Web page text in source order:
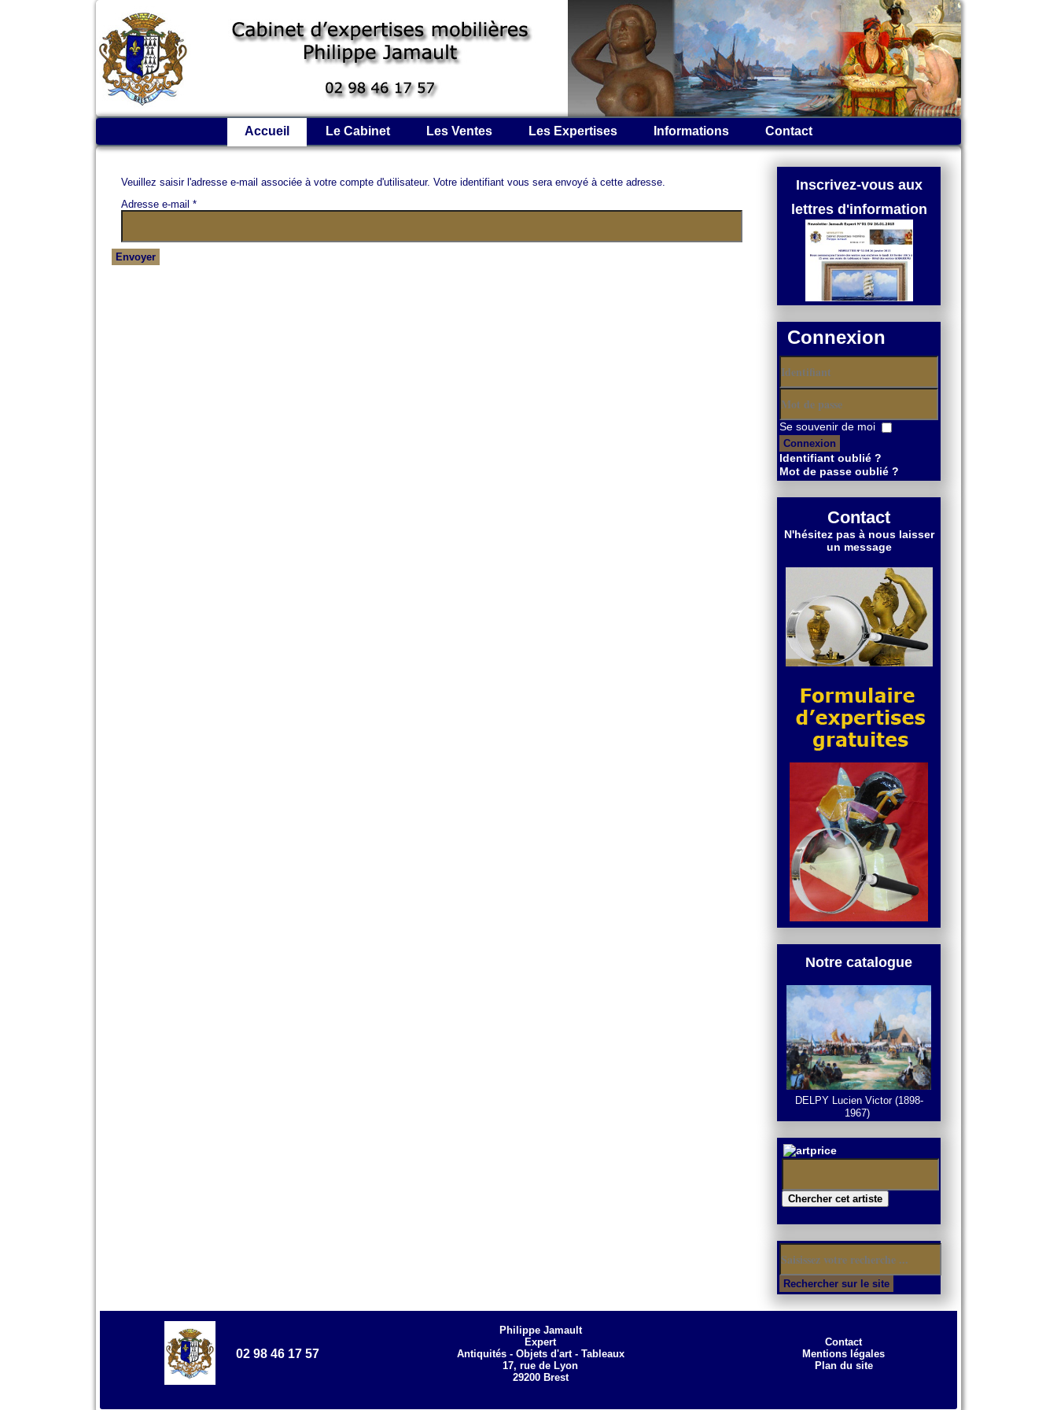
Accueil Le Cabinet Les Ventes Les Expertises Informations Contact
Veuillez saisir l'adresse e-mail associée à votre compte d'utilisateur. Votre identifiant vous sera envoyé à cette adresse.
Adresse e-mail *
Envoyer
Inscrivez-vous aux
lettres d'information
Connexion
Mot
de
passe
Se souvenir de moi
Connexion
Identifiant oublié ?
Mot de passe oublié ?
Contact
N'hésitez pas à nous laisser
un message
Notre catalogue
DELPY Lucien Victor (1898-
1967)
02 98 46 17 57
Philippe Jamault
Expert
Antiquités - Objets d'art - Tableaux
17, rue de Lyon
29200 Brest
Contact
Mentions légales
Plan du site